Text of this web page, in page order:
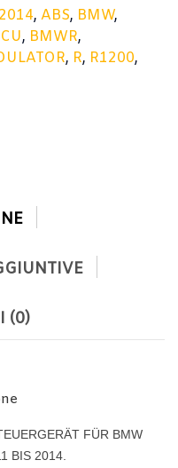
2014, ABS, BMW,
, BMWR,
, R, R1200,
(0)
FÜR BMW
BIS 2014.